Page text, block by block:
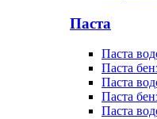
Паста
Паста
Паста
Паста
Паста
Паста